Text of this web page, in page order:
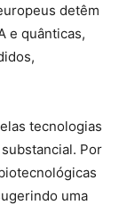
detêm
e quânticas,
tecnologias
Por
uma